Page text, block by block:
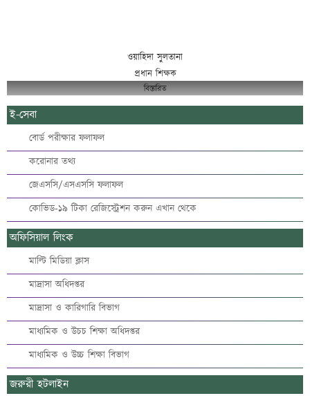
ওয়াহিদা সুলতানা
প্রধান শিক্ষক
বিস্তারিত
ই-সেবা
বোর্ড পরীক্ষার ফলাফল
করোনার তথ্য
জেএসসি/এসএসসি ফলাফল
কোভিড-১৯ টিকা রেজিস্ট্রেশন করুন এখান থেকে
অফিসিয়াল লিংক
মাল্টি মিডিয়া ক্লাস
মাদ্রাসা অধিদপ্তর
মাদ্রাসা ও কারিগারি বিভাগ
মাধ্যমিক ও উচচ শিক্ষা অধিদপ্তর
মাধ্যমিক ও উচ্চ শিক্ষা বিভাগ
জরুরী হটলাইন